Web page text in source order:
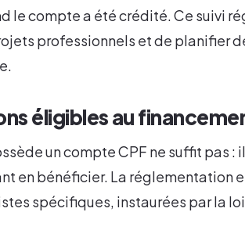
le compte a été crédité. Ce suivi
professionnels et de planifier
éligibles au
un compte CPF ne suffit pas
en bénéficier. La réglementation
spécifiques, instaurées par la